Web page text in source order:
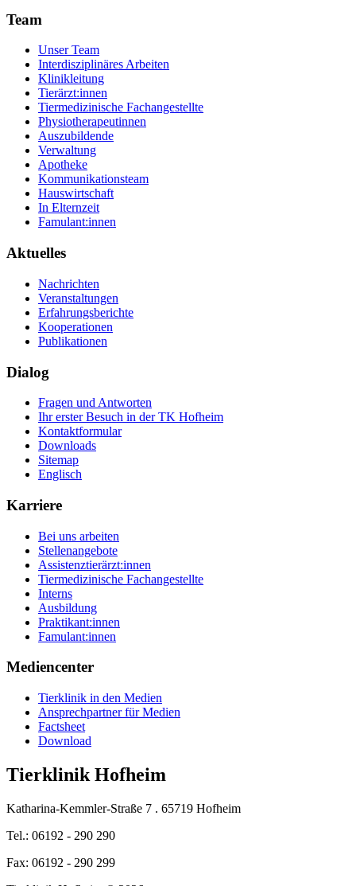
Team
Unser Team
Interdisziplinäres Arbeiten
Klinikleitung
Tierärzt:innen
Tiermedizinische Fachangestellte
Physiotherapeutinnen
Auszubildende
Verwaltung
Apotheke
Kommunikationsteam
Hauswirtschaft
In Elternzeit
Famulant:innen
Aktuelles
Nachrichten
Veranstaltungen
Erfahrungsberichte
Kooperationen
Publikationen
Dialog
Fragen und Antworten
Ihr erster Besuch in der TK Hofheim
Kontaktformular
Downloads
Sitemap
Englisch
Karriere
Bei uns arbeiten
Stellenangebote
Assistenztierärzt:innen
Tiermedizinische Fachangestellte
Interns
Ausbildung
Praktikant:innen
Famulant:innen
Mediencenter
Tierklinik in den Medien
Ansprechpartner für Medien
Factsheet
Download
Tierklinik Hofheim
Katharina-Kemmler-Straße 7 . 65719 Hofheim
Tel.: 06192 - 290 290
Fax: 06192 - 290 299